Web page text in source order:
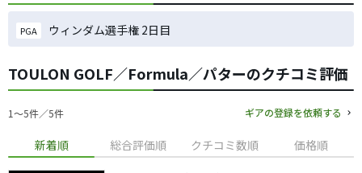
PGA ウィンダム選手権 2日目
TOULON GOLF／Formula／パターのクチコミ評価
1〜5件／5件 ギアの登録を依頼する
新着順 総合評価順 クチコミ数順 価格順